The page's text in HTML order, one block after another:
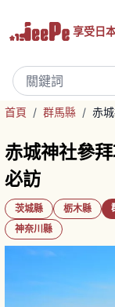
享受日
首頁 / 群馬縣 / 赤
赤城神社參
必訪
茨城縣 栃木縣
神奈川縣